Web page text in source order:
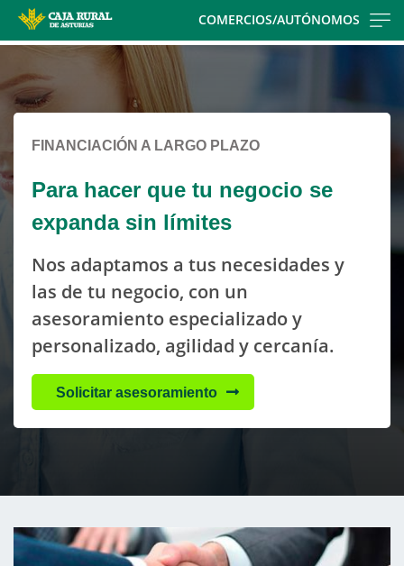
Skip
COMERCIOS/AUTÓNOMOS
Cargando
contenido,
por
favor
espere...
FINANCIACIÓN A LARGO PLAZO
Para hacer que tu negocio se
expanda sin límites
Nos adaptamos a tus necesidades y
las de tu negocio, con un
asesoramiento especializado y
personalizado, agilidad y cercanía.
Solicitar asesoramiento